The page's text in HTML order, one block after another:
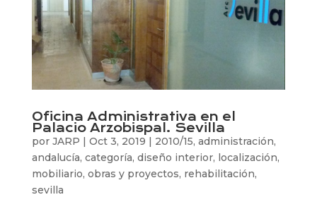
Oficina Administrativa en el
Palacio Arzobispal. Sevilla
por JARP | Oct 3, 2019 | 2010/15, administración,
andalucía, categoría, diseño interior, localización,
mobiliario, obras y proyectos, rehabilitación,
sevilla